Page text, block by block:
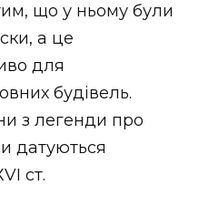
що у ньому були
а це
для
будівель.
з легенди про
датуються
ст.